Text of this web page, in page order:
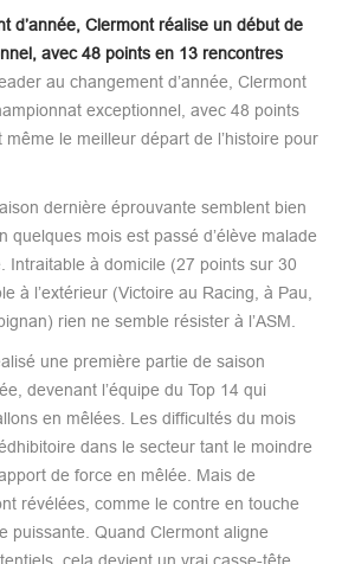
d’année, Clermont réalise un début de
avec 48 points en 13 rencontres
au changement d’année, Clermont
exceptionnel, avec 48 points
même le meilleur départ de l’histoire pour
dernière éprouvante semblent bien
quelques mois est passé d’élève malade
Intraitable à domicile (27 points sur 30
à l’extérieur (Victoire au Racing, à Pau,
rien ne semble résister à l’ASM.
une première partie de saison
devenant l’équipe du Top 14 qui
en mêlées. Les difficultés du mois
dans le secteur tant le moindre
de force en mêlée. Mais de
révélées, comme le contre en touche
puissante. Quand Clermont aligne
cela devient un vrai casse-tête